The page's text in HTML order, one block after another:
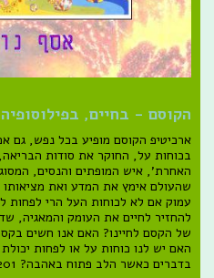
הקוסם - בחיים,
ארכיטיפ הקוסם מופיע בכל נפש, גם
בכוחות על, החוקר את סודות
האחרת', איש המופתים והנסים,
שהעולם אימץ את המדע ואת מציאותו
עמוק אם לא לכוחות העל הרי לפחות
להחזיר לחיים את העומק והמאגיה,
של הקסם לחיינו? האם אנו חשים
האם יש לנו כוחות על או לפחות
בדברים כאשר הלב פתוח באהבה? 201 עמ'